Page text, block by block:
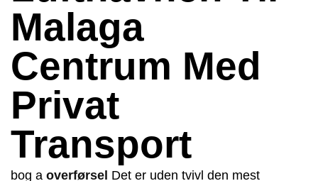
Malaga
Centrum Med
Privat
Transport
bog a overførsel Det er uden tvivl den mest